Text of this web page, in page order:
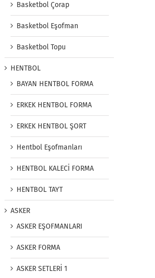
Basketbol Çorap
Basketbol Eşofman
Basketbol Topu
HENTBOL
BAYAN HENTBOL FORMA
ERKEK HENTBOL FORMA
ERKEK HENTBOL ŞORT
Hentbol Eşofmanları
HENTBOL KALECİ FORMA
HENTBOL TAYT
ASKER
ASKER EŞOFMANLARI
ASKER FORMA
ASKER SETLERİ 1